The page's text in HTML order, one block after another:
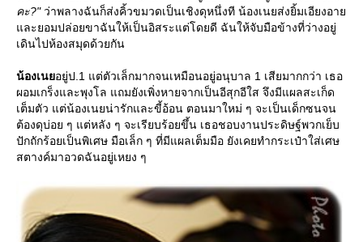
คะ?"ว่าพลางฉันก็ส่งคิ้วขมวดเป็นเชิงดุหนึ่งที น้องเนยส่งยิ้มเอียงอา
ละยอมปล่อยขาฉันให้เป็นอิสระแต่โดยดี ฉันให้จับมือข้างที่ว่างอยู่
เดินไปห้องสมุดด้วยกัน
น้องเนอยู่ป.1 แต่ตัวเล็กมากจนเหมือนอยู่อนุบาล 1 เสียมากกว่า เธอ
ผอมเกร็งและพุงโล แถมยังเพิ่งหายจากเป็นอีสุกอีใส จึงมีแผลสะเก็ด
เต็มตัว แต่น้องเนยน่ารักและขี้อ้อน ตอนมาใหม่ ๆ จะเป็นเด็กซนจน
ต้องดุบ่อย ๆ แต่หลัง ๆ จะเรียบร้อยขึ้น เธอชอบงานประดิษฐ์พวกเย็บ
ปักถักร้อยเป็นพิเศษ มือเล็ก ๆ ที่มีแผลเต็มมือ ยังเคยทำกระเป๋าใส่เศษ
สตางค์มาอวดฉันอยู่เหยง ๆ